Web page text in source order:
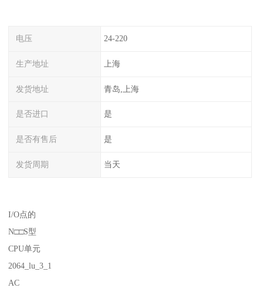
电压 24-220
生产地址 上海
发货地址 青岛,上海
是否进口 是
是否有售后 是
发货周期 当天
I/O点的
N□□S型
CPU单元
2064_lu_3_1
AC